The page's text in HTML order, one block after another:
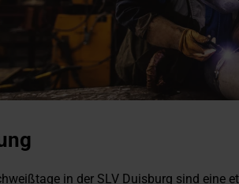
in der SLV Duisburg sind eine